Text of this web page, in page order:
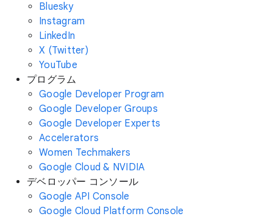
Bluesky
Instagram
LinkedIn
X (Twitter)
YouTube
プログラム
Google Developer Program
Google Developer Groups
Google Developer Experts
Accelerators
Women Techmakers
Google Cloud & NVIDIA
デベロッパー コンソール
Google API Console
Google Cloud Platform Console